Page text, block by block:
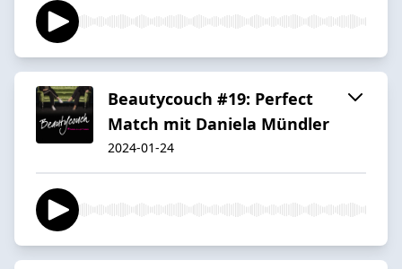
Beautycouch #19: Perfect
Match mit Daniela Mündler
2024-01-24